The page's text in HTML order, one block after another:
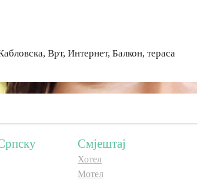
Врт, Интернет, Балкон, тераса
Смјештај
Хотел
Мотел